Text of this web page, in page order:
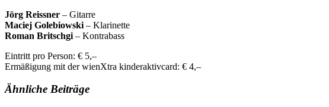
Jörg Reissner – Gitarre
Maciej Golebiowski – Klarinette
Roman Britschgi – Kontrabass
Eintritt pro Person: € 5,–
Ermäßigung mit der wienXtra kinderaktivcard: € 4,–
Ähnliche Beiträge